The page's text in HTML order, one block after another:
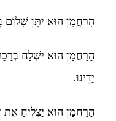
הָרַחֲמָן הוּא יִתֵּן שָׁלוֹם
הָרַחֲמָן הוּא יִשְׁלַח
יָדֵינוּ.
הָרַחֲמָן הוּא יַצְלִיחַ אֶת